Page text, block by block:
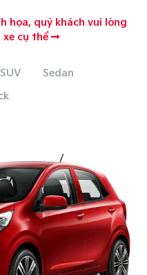
họa, quý khách vui lòng
xe cụ thể
SUV
Sedan